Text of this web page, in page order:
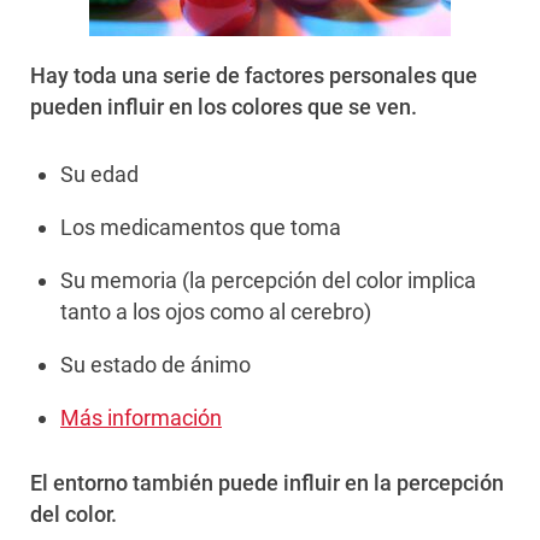
Hay toda una serie de factores personales que
pueden influir en los colores que se ven.
Su edad
Los medicamentos que toma
Su memoria (la percepción del color implica
tanto a los ojos como al cerebro)
Su estado de ánimo
Más información
El entorno también puede influir en la percepción
del color.